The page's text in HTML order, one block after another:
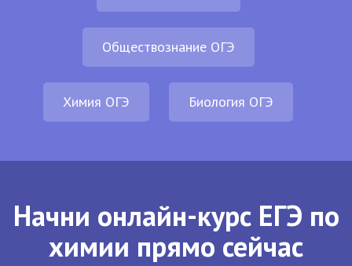
Обществознание ОГЭ
Химия ОГЭ Биология ОГЭ
Начни онлайн-курс ЕГЭ по
химии прямо сейчас